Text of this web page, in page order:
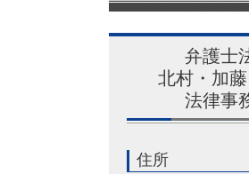
弁護士
北村・加
法律事
住所